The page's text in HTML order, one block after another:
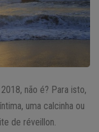
não é? Para isto,
uma calcinha ou
de réveillon.